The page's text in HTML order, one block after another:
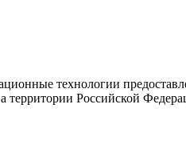
технологии
территории Российской